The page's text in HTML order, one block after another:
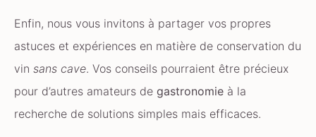
Enfin, nous vous invitons à partager vos propres
astuces et expériences en matière de conservation du
vin sans cave. Vos conseils pourraient être précieux
pour d’autres amateurs de gastronomie à la
recherche de solutions simples mais efficaces.